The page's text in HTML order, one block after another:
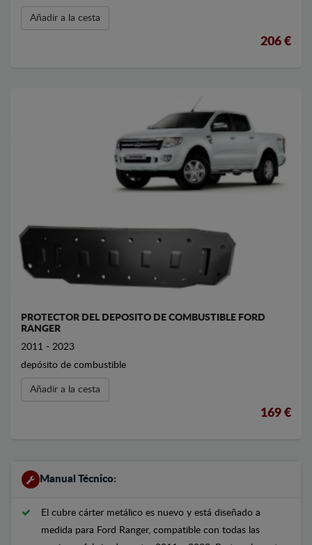
Añadir a la cesta
206 €
PROTECTOR DEL DEPOSITO DE COMBUSTIBLE FORD
RANGER
2011 - 2023
depósito de combustible
Añadir a la cesta
169 €
Manual Técnico:
El cubre cárter metálico es nuevo y está diseñado a
medida para Ford Ranger, compatible con todas las